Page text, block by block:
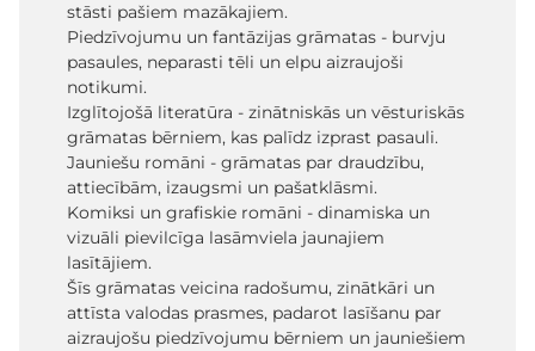
stāsti pašiem mazākajiem.
Piedzīvojumu un fantāzijas grāmatas - burvju
pasaules, neparasti tēli un elpu aizraujoši
notikumi.
Izglītojošā literatūra - zinātniskās un vēsturiskās
grāmatas bērniem, kas palīdz izprast pasauli.
Jauniešu romāni - grāmatas par draudzību,
attiecībām, izaugsmi un pašatklāsmi.
Komiksi un grafiskie romāni - dinamiska un
vizuāli pievilcīga lasāmviela jaunajiem
lasītājiem.
Šīs grāmatas veicina radošumu, zinātkāri un
attīsta valodas prasmes, padarot lasīšanu par
aizraujošu piedzīvojumu bērniem un jauniešiem